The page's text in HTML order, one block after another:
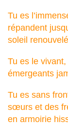
Tu es
répandent
soleil renouvelé
Tu es le vivant, l
émergeants j
Tu es sans
sœurs et des
en armoirie